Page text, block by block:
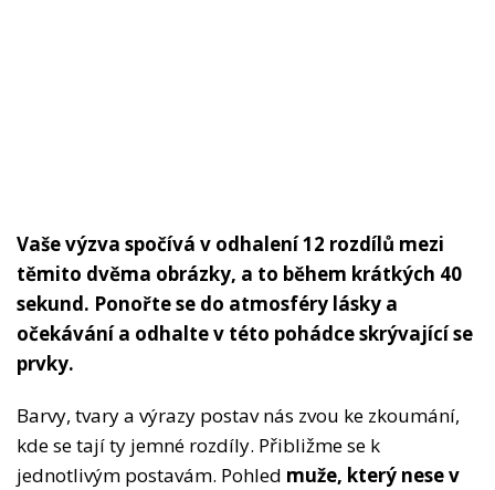
Vaše výzva spočívá v odhalení 12 rozdílů mezi
těmito dvěma obrázky, a to během krátkých 40
sekund. Ponořte se do atmosféry lásky a
očekávání a odhalte v této pohádce skrývající se
prvky.
Barvy, tvary a výrazy postav nás zvou ke zkoumání,
kde se tají ty jemné rozdíly. Přibližme se k
jednotlivým postavám. Pohled muže, který nese v